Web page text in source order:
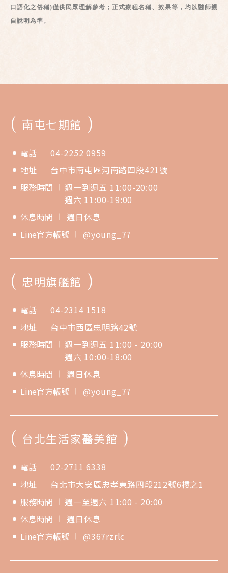
口語化之俗稱)僅供民眾理解參考；正式療程名稱、效果等，均以醫師親
自說明為準。
( 南屯七期館 )
電話
04-2252 0959
地址
台中市南屯區河南路四段421號
服務時間
週一到週五 11:00-20:00
週六 11:00-19:00
休息時間
週日休息
Line官方帳號
@young_77
( 忠明旗艦館 )
電話
04-2314 1518
地址
台中市西區忠明路42號
服務時間
週一到週五 11:00 - 20:00
週六 10:00-18:00
休息時間
週日休息
Line官方帳號
@young_77
( 台北生活家醫美館 )
電話
02-2711 6338
地址
台北市大安區忠孝東路四段212號6樓之1
服務時間
週一至週六 11:00 - 20:00
休息時間
週日休息
Line官方帳號
@367rzrlc